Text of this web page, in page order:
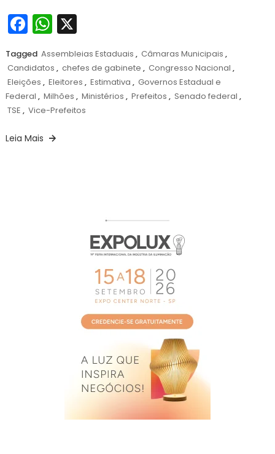
Facebook
WhatsApp
X
Tagged Assembleias Estaduais , Câmaras Municipais ,
Candidatos , chefes de gabinete , Congresso Nacional ,
Eleições , Eleitores , Estimativa , Governos Estadual e
Federal , Milhões , Ministérios , Prefeitos , Senado federal ,
TSE , Vice-Prefeitos
Leia Mais